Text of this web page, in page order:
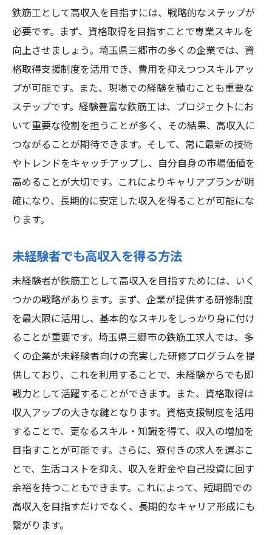
鉄筋工として高収入を目指すには、戦略的なステップが
必要です。まず、資格取得を目指すことで専業スキルを
向上させましょう。埼玉県三郷市の多くの企業では、資
格取得支援制度を活用でき、費用を抑えつつスキルアッ
プが可能です。また、現場での経験を積むことも重要な
ステップです。経験豊富な鉄筋工は、プロジェクトにお
いて重要な役割を担うことが多く、その結果、高収入に
つながることが期待できます。そして、常に最新の技術
やトレンドをキャッチアップし、自分自身の市場価値を
高めることが大切です。これによりキャリアプランが明
確になり、長期的に安定した収入を得ることが可能にな
ります。
未経験者でも高収入を得る方法
未経験者が鉄筋工として高収入を目指すためには、いく
つかの戦略があります。まず、企業が提供する研修制度
を最大限に活用し、基本的なスキルをしっかり身に付け
ることが重要です。埼玉県三郷市の鉄筋工求人では、多
くの企業が未経験者向けの充実した研修プログラムを提
供しており、これを利用することで、未経験からでも即
戦力として活躍することができます。また、資格取得は
収入アップの大きな鍵となります。資格支援制度を活用
することで、更なるスキル・知識を得て、収入の増加を
目指すことが可能です。さらに、寮付きの求人を選ぶこ
とで、生活コストを抑え、収入を貯金や自己投資に回す
余裕を持つこともできます。これによって、短期間での
高収入を目指すだけでなく、長期的なキャリア形成にも
繋がります。